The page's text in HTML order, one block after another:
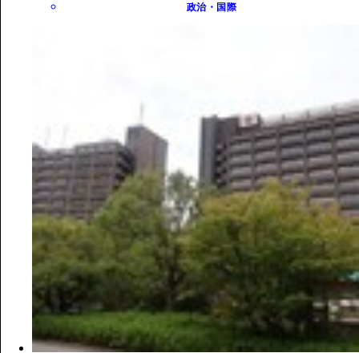
政治・国際